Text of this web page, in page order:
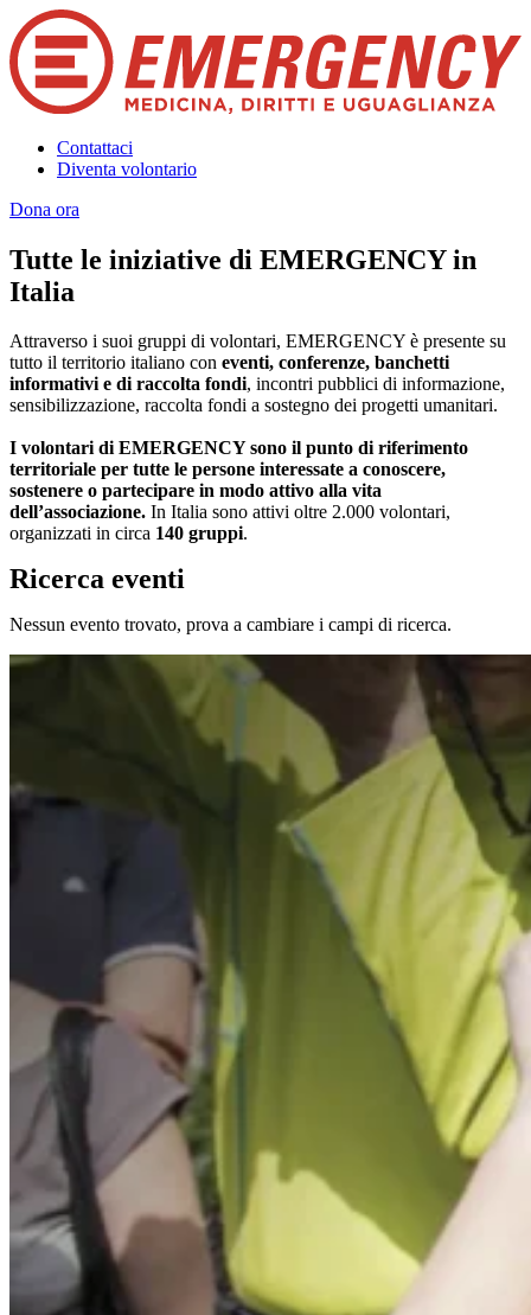
Contattaci
Diventa volontario
Dona ora
Tutte le iniziative di EMERGENCY in
Italia
Attraverso i suoi gruppi di volontari, EMERGENCY è presente su
tutto il territorio italiano con eventi, conferenze, banchetti
informativi e di raccolta fondi, incontri pubblici di informazione,
sensibilizzazione, raccolta fondi a sostegno dei progetti umanitari.
I volontari di EMERGENCY sono il punto di riferimento
territoriale per tutte le persone interessate a conoscere,
sostenere o partecipare in modo attivo alla vita
dell’associazione. In Italia sono attivi oltre 2.000 volontari,
organizzati in circa 140 gruppi.
Ricerca eventi
Nessun evento trovato, prova a cambiare i campi di ricerca.